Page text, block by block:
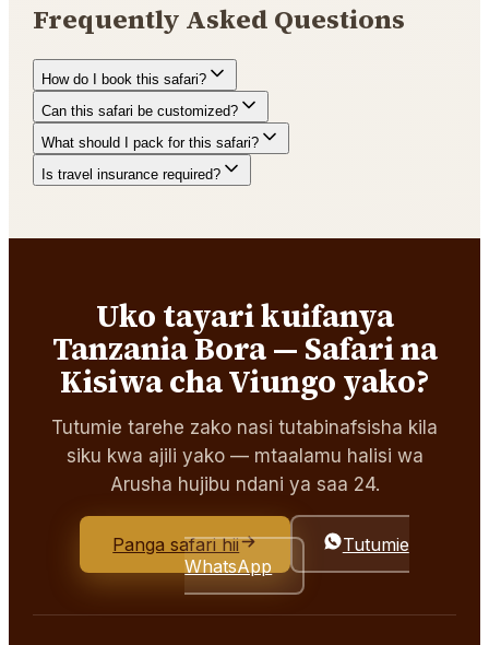
Frequently Asked Questions
How do I book this safari?
Can this safari be customized?
What should I pack for this safari?
Is travel insurance required?
Uko tayari kuifanya
Tanzania Bora — Safari na
Kisiwa cha Viungo yako?
Tutumie tarehe zako nasi tutabinafsisha kila
siku kwa ajili yako — mtaalamu halisi wa
Arusha hujibu ndani ya saa 24.
Panga safari hii
Tutumie
WhatsApp